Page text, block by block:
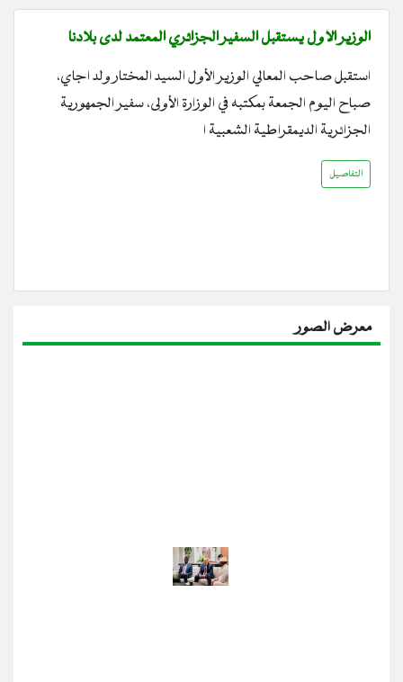
الوزير الأول يستقبل السفير الجزائري المعتمد لدى بلادنا
استقبل صاحب المعالي الوزير الأول السيد المختار ولد اجاي،
صباح اليوم الجمعة بمكتبه في الوزارة الأولى، سفير الجمهورية
الجزائرية الديمقراطية الشعبية ا
التفاصيل
معرض الصور